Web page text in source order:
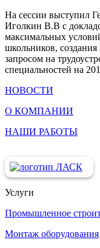
На сессии выступил
Иголкин В.В с
максимальных
школьников,
запросом на
специальностей на
НОВОСТИ
О КОМПАНИИ
НАШИ РАБОТЫ
Услуги
Промышленное
Монтаж оборудования